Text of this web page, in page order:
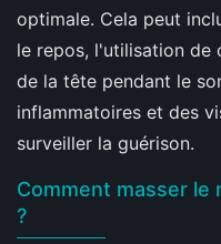
optimale. Cela peut
le repos, l'utilisation de
de la tête pendant le
inflammatoires et des
surveiller la guérison.
Comment masser le
?